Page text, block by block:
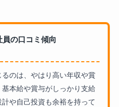
の口コミ傾向
のは、やはり高い年収や賞
本給や賞与がしっかり支給
や自己投資も余裕を持って